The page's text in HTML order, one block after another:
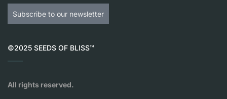
Subscribe to our newsletter
©2025 SEEDS OF BLISS™
All rights reserved.